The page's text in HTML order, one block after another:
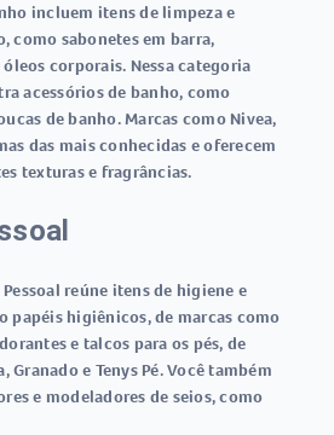
incluem itens de limpeza e
como sabonetes em barra,
corporais. Nessa categoria
acessórios de banho, como
de banho. Marcas como Nivea,
das mais conhecidas e oferecem
texturas e fragrâncias.
reúne itens de higiene e
papéis higiênicos, de marcas como
e talcos para os pés, de
Granado e Tenys Pé. Você também
e modeladores de seios, como